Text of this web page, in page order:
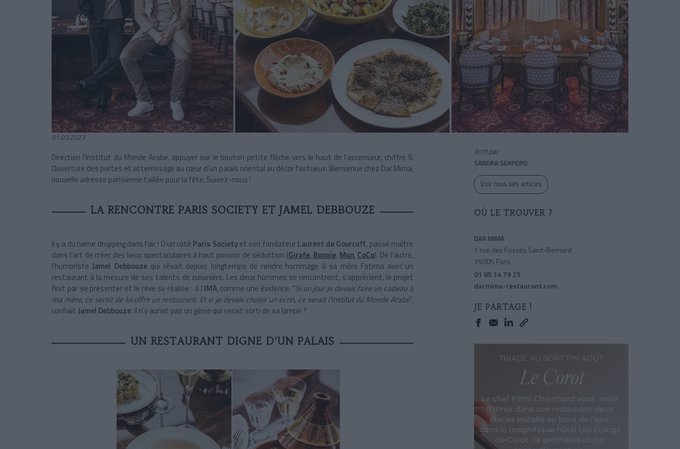
01.03.2023
Direction l’Institut du Monde Arabe, appuyer sur le bouton petite flèche vers le haut de l’ascenseur, chiffre 9.
Ouverture des portes et atterrissage au cœur d’un palais oriental au décor fastueux. Bienvenue chez Dar Mima,
nouvelle adresse parisienne taillée pour la fête. Suivez-nous !
LA RENCONTRE PARIS SOCIETY ET JAMEL DEBBOUZE
Il y a du name dropping dans l’air ! D’un côté Paris Societyet son fondateurLaurent de Gourcuff, passé maître
dans l’art de créer des lieux spectaculaires à haut pouvoir de séduction (Girafe, Bonnie, Mun, CoCo). De l’autre,
l’humoristeJamel Debbouze qui rêvait depuis longtemps de rendre hommage à sa mère Fatima avec un
restaurant à la mesure de ses talents de cuisinière. Les deux hommes se rencontrent, s’apprécient, le projet
finit par se présenter et le rêve se réalise : à l’IMA, comme une évidence. “Si un jour je devais faire un cadeau à
ma mère, ce serait de lui offrir un restaurant. Et si je devais choisir un écrin, ce serait l’Institut du Monde Arabe”,
confiaitJamel Debbouze. Il n’y aurait pas un génie qui serait sorti de sa lampe ?
UN RESTAURANT DIGNE D’UN PALAIS
écrit par
SANDRA SERPERO
Voir tous ses articles
OÙ LE TROUVER ?
DAR MIMA
1 rue des Fossés Saint-Bernard
75005 Paris
01 85 14 79 25
darmima-restaurant.com
JE PARTAGE !